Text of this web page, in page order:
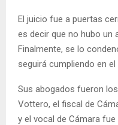
El juicio fue a puertas
es decir que no hubo un
Finalmente, se lo
seguirá cumpliendo en
Sus abogados fueron
Vottero, el fiscal de
y el vocal de Cámara fue